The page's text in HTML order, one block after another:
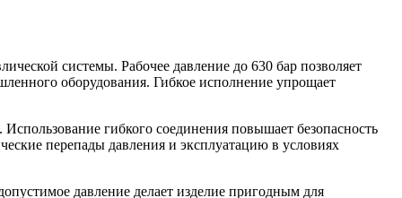
системы. Рабочее давление до 630 бар позволяет
оборудования. Гибкое исполнение упрощает
гибкого соединения повышает безопасность
перепады давления и эксплуатацию в условиях
давление делает изделие пригодным для